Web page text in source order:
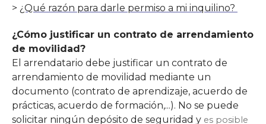
> ¿Qué razón para darle permiso a mi inquilino?
¿Cómo justificar un contrato de arrendamiento
de movilidad?
El arrendatario debe justificar un contrato de
arrendamiento de movilidad mediante un
documento (contrato de aprendizaje, acuerdo de
prácticas, acuerdo de formación,...). No se puede
solicitar ningún depósito de seguridad y es posible